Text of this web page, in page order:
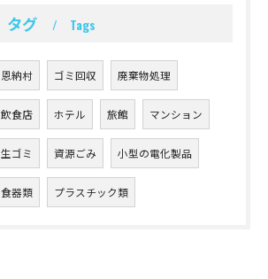
タグ Tags
恩納村 ゴミ回収 廃棄物処理
飲食店 ホテル 旅館 マンション
生ゴミ 資源ごみ 小型の電化製品
食器類 プラスチック類